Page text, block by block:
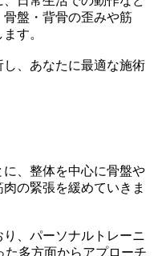
盤・背骨の歪みや筋
す。
、あなたに最適な施術
、整体を中心に骨盤や
の緊張を緩めていきま
、パーソナルトレーニ
た多方面からアプローチ